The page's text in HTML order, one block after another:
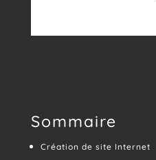
Sommaire
Création de site Internet